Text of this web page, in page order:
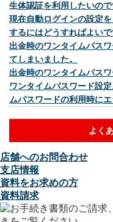
生体認証を利用したいの
現在自動ログインの設定
するにはどうすればよいで
出金時のワンタイムパス
てしまいました。
出金時のワンタイムパス
ワンタイムパスワード設
ムパスワードの利用時にエ
よく
店舗へのお問合わせ
支店情報
資料をお求めの方
資料請求